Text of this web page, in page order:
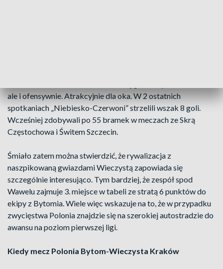
ale i ofensywnie. Atrakcyjnie dla oka. W 2 ostatnich
spotkaniach „Niebiesko-Czerwoni” strzelili wszak 8 goli.
Wcześniej zdobywali po 55 bramek w meczach ze Skrą
Częstochowa i Świtem Szczecin.
Śmiało zatem można stwierdzić, że rywalizacja z
naszpikowaną gwiazdami Wieczystą zapowiada się
szczególnie interesująco. Tym bardziej, że zespół spod
Wawelu zajmuje 3. miejsce w tabeli ze stratą 6 punktów do
ekipy z Bytomia. Wiele więc wskazuje na to, że w przypadku
zwycięstwa Polonia znajdzie się na szerokiej autostradzie do
awansu na poziom pierwszej ligi.
Kiedy mecz Polonia Bytom-Wieczysta Kraków